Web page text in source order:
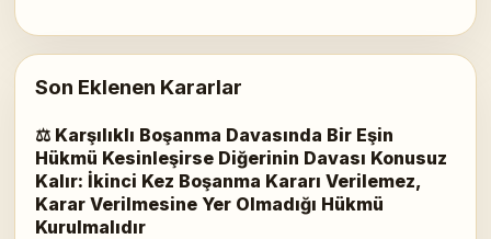
Son Eklenen Kararlar
⚖ Karşılıklı Boşanma Davasında Bir Eşin
Hükmü Kesinleşirse Diğerinin Davası Konusuz
Kalır: İkinci Kez Boşanma Kararı Verilemez,
Karar Verilmesine Yer Olmadığı Hükmü
Kurulmalıdır